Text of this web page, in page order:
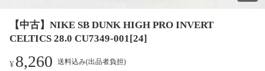
【中古】NIKE SB DUNK HIGH PRO INVERT
CELTICS 28.0 CU7349-001[24]
¥8,260 送料込み(出品者負担)